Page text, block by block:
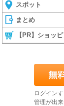
スポット
まとめ
【PR】ショッ
ログイン
管理が出